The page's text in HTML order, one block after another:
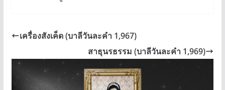
เครื่องสังเค็ด (บาลีวันละคำ 1,967)
สาธุนรธรรม (บาลีวันละคำ 1,969)